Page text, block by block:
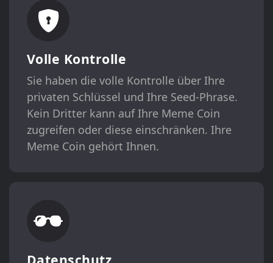
Volle Kontrolle
Sie haben die volle Kontrolle über Ihre
privaten Schlüssel und Ihre Seed-Phrase.
Kein Dritter kann auf Ihre Meme Coin
zugreifen oder diese einschränken. Ihre
Meme Coin gehört Ihnen.